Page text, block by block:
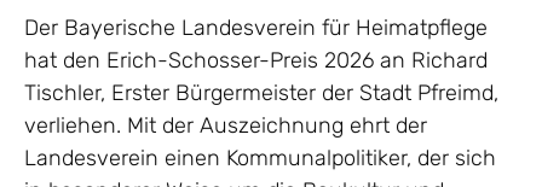
Der Bayerische Landesverein für Heimatpflege
hat den Erich-Schosser-Preis 2026 an Richard
Tischler, Erster Bürgermeister der Stadt Pfreimd,
verliehen. Mit der Auszeichnung ehrt der
Landesverein einen Kommunalpolitiker, der sich